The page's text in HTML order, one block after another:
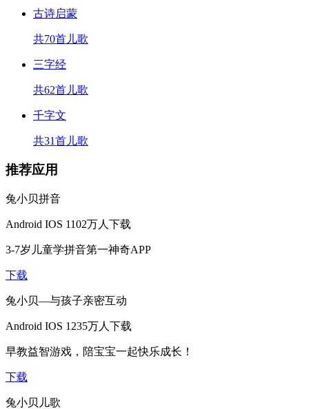
古诗启蒙
共70首儿歌
三字经
共62首儿歌
千字文
共31首儿歌
推荐应用
兔小贝拼音
Android IOS 1102万人下载
3-7岁儿童学拼音第一神奇APP
下载
兔小贝—与孩子亲密互动
Android IOS 1235万人下载
早教益智游戏，陪宝宝一起快乐成长！
下载
兔小贝儿歌